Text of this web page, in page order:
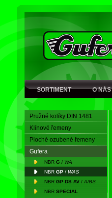
SORTIMENT O NÁS
Pružné kolíky DIN 1481
Klínové řemeny
Ploché ozubené řemeny
Gufera
NBR G / WA
NBR GP / WAS
NBR GP DS AV / A/BS
NBR SPECIAL